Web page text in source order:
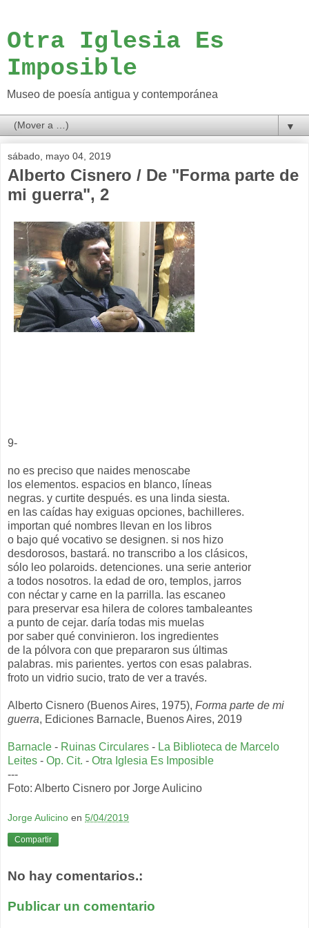
Otra Iglesia Es
Imposible
Museo de poesía antigua y contemporánea
▼
sábado, mayo 04, 2019
Alberto Cisnero / De "Forma parte de
mi guerra", 2
9-
no es preciso que naides menoscabe
los elementos. espacios en blanco, líneas
negras. y curtite después. es una linda siesta.
en las caídas hay exiguas opciones, bachilleres.
importan qué nombres llevan en los libros
o bajo qué vocativo se designen. si nos hizo
desdorosos, bastará. no transcribo a los clásicos,
sólo leo polaroids. detenciones. una serie anterior
a todos nosotros. la edad de oro, templos, jarros
con néctar y carne en la parrilla. las escaneo
para preservar esa hilera de colores tambaleantes
a punto de cejar. daría todas mis muelas
por saber qué convinieron. los ingredientes
de la pólvora con que prepararon sus últimas
palabras. mis parientes. yertos con esas palabras.
froto un vidrio sucio, trato de ver a través.
Alberto Cisnero (Buenos Aires, 1975), Forma parte de mi
guerra, Ediciones Barnacle, Buenos Aires, 2019
Barnacle - Ruinas Circulares - La Biblioteca de Marcelo
Leites - Op. Cit. - Otra Iglesia Es Imposible
---
Foto: Alberto Cisnero por Jorge Aulicino
Jorge Aulicino en 5/04/2019
Compartir
No hay comentarios.:
Publicar un comentario